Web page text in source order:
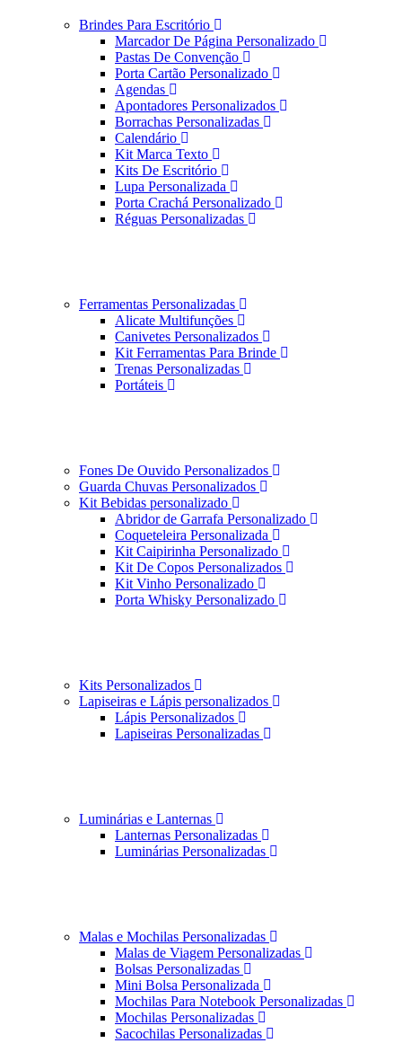
Brindes Para Escritório
Marcador De Página Personalizado
Pastas De Convenção
Porta Cartão Personalizado
Agendas
Apontadores Personalizados
Borrachas Personalizadas
Calendário
Kit Marca Texto
Kits De Escritório
Lupa Personalizada
Porta Crachá Personalizado
Réguas Personalizadas
Ferramentas Personalizadas
Alicate Multifunções
Canivetes Personalizados
Kit Ferramentas Para Brinde
Trenas Personalizadas
Portáteis
Fones De Ouvido Personalizados
Guarda Chuvas Personalizados
Kit Bebidas personalizado
Abridor de Garrafa Personalizado
Coqueteleira Personalizada
Kit Caipirinha Personalizado
Kit De Copos Personalizados
Kit Vinho Personalizado
Porta Whisky Personalizado
Kits Personalizados
Lapiseiras e Lápis personalizados
Lápis Personalizados
Lapiseiras Personalizadas
Luminárias e Lanternas
Lanternas Personalizadas
Luminárias Personalizadas
Malas e Mochilas Personalizadas
Malas de Viagem Personalizadas
Bolsas Personalizadas
Mini Bolsa Personalizada
Mochilas Para Notebook Personalizadas
Mochilas Personalizadas
Sacochilas Personalizadas